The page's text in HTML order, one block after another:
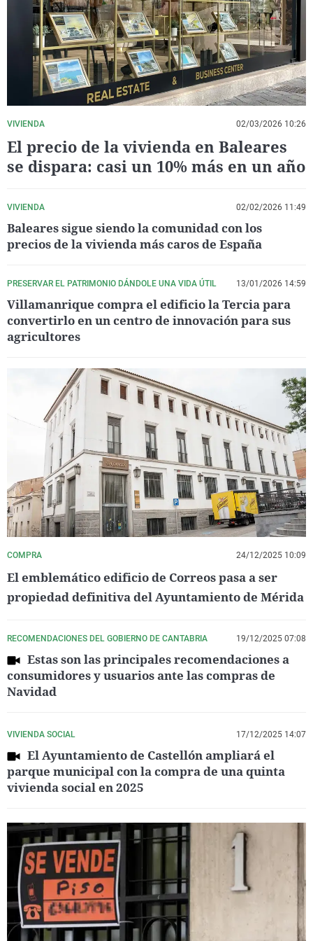
La rosa de los vientos
Gente viajera
Como el perro y el
Caso
Retornados
Equipo de
Operación Viuda
Extremadura
Galicia
La Rioja
Navarra
País Vasco
Virales
Televisión
Elecciones
VIVIENDA 02/03/2026 10:26
El precio de la vivienda en Baleares
se dispara: casi un 10% más en un año
VIVIENDA 02/02/2026 11:49
Baleares sigue siendo la comunidad con los
precios de la vivienda más caros de España
PRESERVAR EL PATRIMONIO DÁNDOLE UNA VIDA ÚTIL 13/01/2026 14:59
Villamanrique compra el edificio la Tercia para
convertirlo en un centro de innovación para sus
agricultores
COMPRA 24/12/2025 10:09
El emblemático edificio de Correos pasa a ser
propiedad definitiva del Ayuntamiento de Mérida
RECOMENDACIONES DEL GOBIERNO DE CANTABRIA 19/12/2025 07:08
Estas son las principales recomendaciones a
consumidores y usuarios ante las compras de
Navidad
VIVIENDA SOCIAL 17/12/2025 14:07
El Ayuntamiento de Castellón ampliará el
parque municipal con la compra de una quinta
vivienda social en 2025